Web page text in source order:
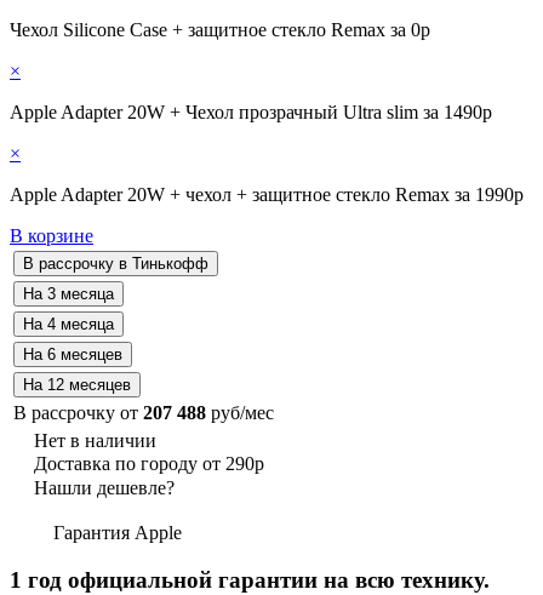
Чехол Silicone Case + защитное стекло Remax за 0р
×
Apple Adapter 20W + Чехол прозрачный Ultra slim за 1490р
×
Apple Adapter 20W + чехол + защитное стекло Remax за 1990р
В корзине
В рассрочку от 207 488 руб/мес
Нет в наличии
Доставка по городу от 290р
Нашли дешевле?
Гарантия Apple
1 год официальной гарантии на всю технику.